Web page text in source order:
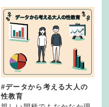
#データから考える大人の
性教育